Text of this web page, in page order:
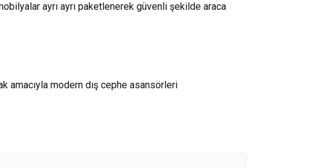
ayrı ayrı paketlenerek güvenli şekilde araca
amacıyla modern dış cephe asansörleri